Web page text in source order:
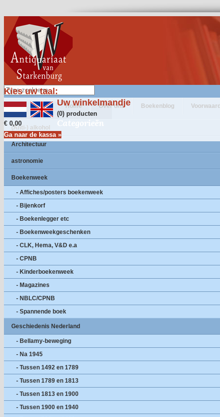
Kies uw taal:
Uw winkelmandje
(0) producten
€ 0,00
Ga naar de kassa »
Home Over ons Boekenblog
Categorieën
(Anti-) alkohol
Architectuur
astronomie
Boekenweek
- Affiches/posters boekenweek
- Bijenkorf
- Boekenlegger etc
- Boekenweekgeschenken
- CLK, Hema, V&D e.a
- CPNB
- Kinderboekenweek
- Magazines
- NBLC/CPNB
- Spannende boek
Geschiedenis Nederland
- Bellamy-beweging
- Na 1945
- Tussen 1492 en 1789
- Tussen 1789 en 1813
- Tussen 1813 en 1900
- Tussen 1900 en 1940